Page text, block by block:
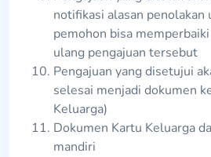
notifikasi alasan penolakan
pemohon bisa
ulang pengajuan tersebut
Pengajuan yang disetujui
selesai menjadi dokumen
Keluarga)
Dokumen Kartu Keluarga
mandiri